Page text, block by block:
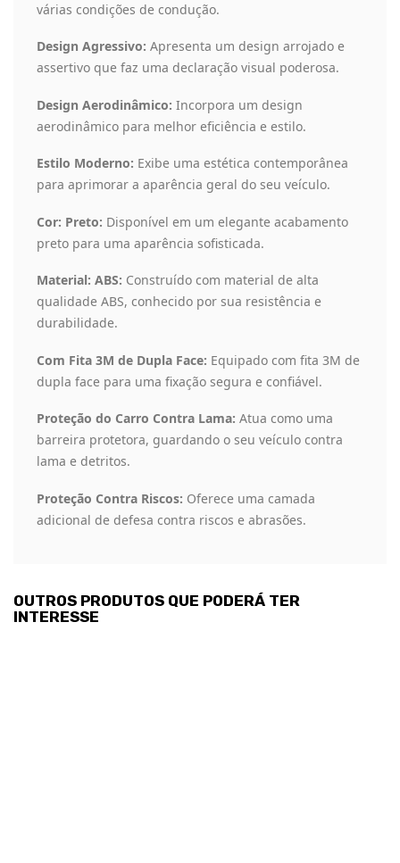
várias condições de condução.
Design Agressivo: Apresenta um design arrojado e
assertivo que faz uma declaração visual poderosa.
Design Aerodinâmico: Incorpora um design
aerodinâmico para melhor eficiência e estilo.
Estilo Moderno: Exibe uma estética contemporânea
para aprimorar a aparência geral do seu veículo.
Cor: Preto: Disponível em um elegante acabamento
preto para uma aparência sofisticada.
Material: ABS: Construído com material de alta
qualidade ABS, conhecido por sua resistência e
durabilidade.
Com Fita 3M de Dupla Face: Equipado com fita 3M de
dupla face para uma fixação segura e confiável.
Proteção do Carro Contra Lama: Atua como uma
barreira protetora, guardando o seu veículo contra
lama e detritos.
Proteção Contra Riscos: Oferece uma camada
adicional de defesa contra riscos e abrasões.
OUTROS PRODUTOS QUE PODERÁ TER
INTERESSE